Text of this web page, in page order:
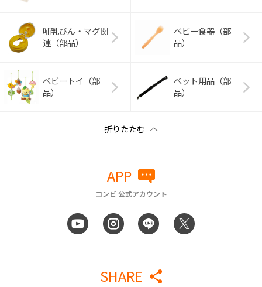
哺乳びん・マグ関
連（部品）
ベビー食器（部
品）
ベビートイ（部
品）
ペット用品（部
品）
APP
コンビ 公式アカウント
SHARE